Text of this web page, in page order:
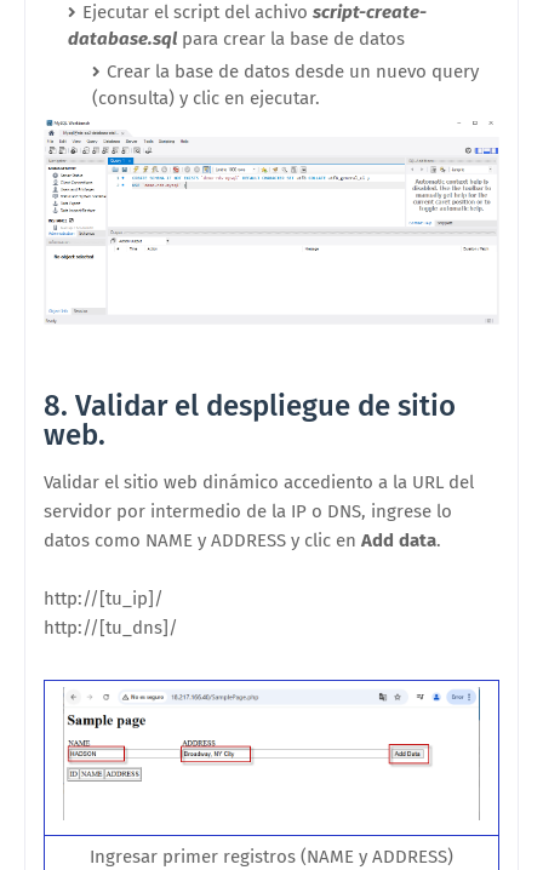
Ejecutar el script del achivo script-create-
database.sql para crear la base de datos
Crear la base de datos desde un nuevo query
(consulta) y clic en ejecutar.
8. Validar el despliegue de sitio
web.
Validar el sitio web dinámico accediento a la URL del
servidor por intermedio de la IP o DNS, ingrese lo
datos como NAME y ADDRESS y clic en Add data.
http://[tu_ip]/
http://[tu_dns]/
Ingresar primer registros (NAME y ADDRESS)